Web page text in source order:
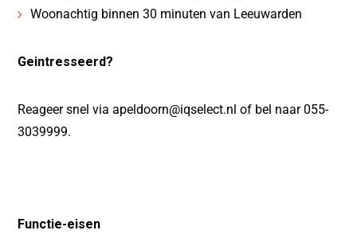
Woonachtig binnen 30 minuten van Leeuwarden
Geintresseerd?
Reageer snel via apeldoorn@iqselect.nl of bel naar 055-
3039999.
Functie-eisen